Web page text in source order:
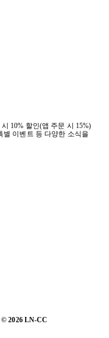
10% 할인(앱 주문 시 15%)
별 이벤트 등 다양한 소식을
©2026LN-CC